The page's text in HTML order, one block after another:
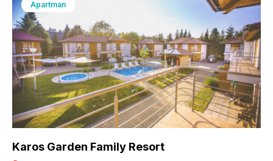
Apartman
Karos Garden Family Resort